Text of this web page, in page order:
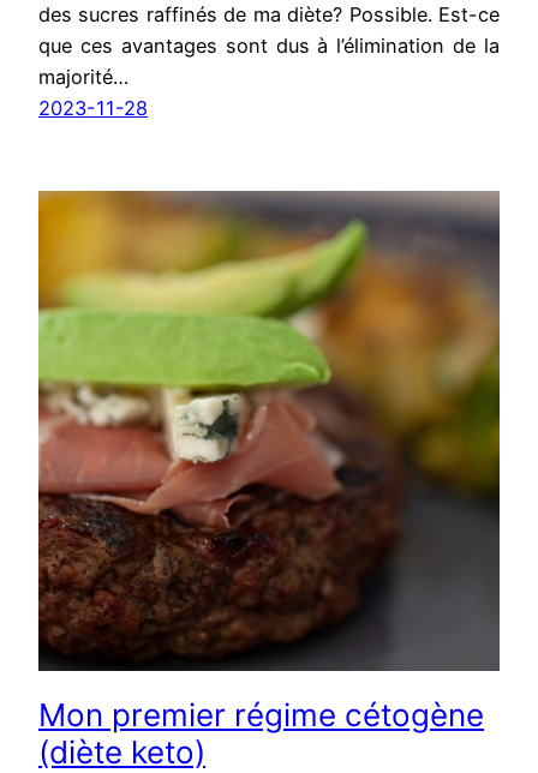
des sucres raffinés de ma diète? Possible. Est-ce
que ces avantages sont dus à l’élimination de la
majorité…
2023-11-28
Mon premier régime cétogène
(diète keto)